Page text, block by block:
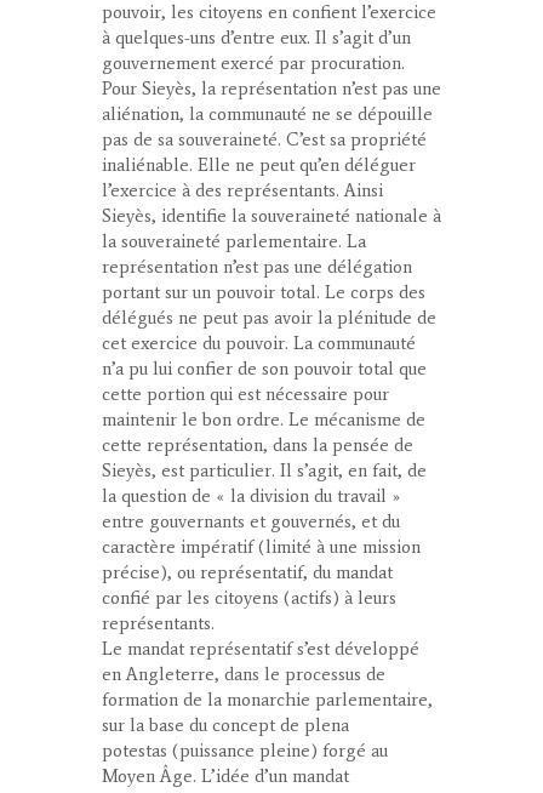
pouvoir, les citoyens en confient l’exercice
à quelques-uns d’entre eux. Il s’agit d’un
gouvernement exercé par procuration.
Pour Sieyès, la représentation n’est pas une
aliénation, la communauté ne se dépouille
pas de sa souveraineté. C’est sa propriété
inaliénable. Elle ne peut qu’en déléguer
l’exercice à des représentants. Ainsi
Sieyès, identifie la souveraineté nationale à
la souveraineté parlementaire. La
représentation n’est pas une délégation
portant sur un pouvoir total. Le corps des
délégués ne peut pas avoir la plénitude de
cet exercice du pouvoir. La communauté
n’a pu lui confier de son pouvoir total que
cette portion qui est nécessaire pour
maintenir le bon ordre. Le mécanisme de
cette représentation, dans la pensée de
Sieyès, est particulier. Il s’agit, en fait, de
la question de « la division du travail »
entre gouvernants et gouvernés, et du
caractère impératif (limité à une mission
précise), ou représentatif, du mandat
confié par les citoyens (actifs) à leurs
représentants.
Le mandat représentatif s’est développé
en Angleterre, dans le processus de
formation de la monarchie parlementaire,
sur la base du concept de plena
potestas (puissance pleine) forgé au
Moyen Âge. L’idée d’un mandat